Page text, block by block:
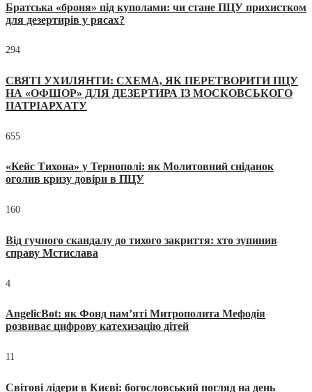
Братська «броня» під куполами: чи стане ПЦУ прихистком
для дезертирів у рясах?
294
СВЯТІ УХИЛЯНТИ: СХЕМА, ЯК ПЕРЕТВОРИТИ ПЦУ
НА «ОФШОР» ДЛЯ ДЕЗЕРТИРА ІЗ МОСКОВСЬКОГО
ПАТРІАРХАТУ
655
«Кейс Тихона» у Тернополі: як Молитовний сніданок
оголив кризу довіри в ПЦУ
160
Від гучного скандалу до тихого закриття: хто зупинив
справу Мстислава
4
AngelicBot: як Фонд пам’яті Митрополита Мефодія
розвиває цифрову катехизацію дітей
11
Світові лідери в Києві: богословський погляд на день